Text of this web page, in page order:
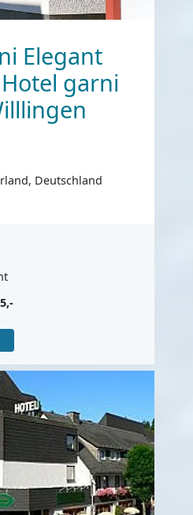
Elegant
garni
Deutschland